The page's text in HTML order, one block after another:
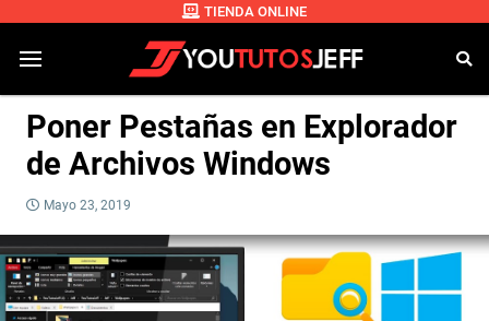
TIENDA ONLINE
Poner Pestañas en Explorador
de Archivos Windows
Mayo 23, 2019